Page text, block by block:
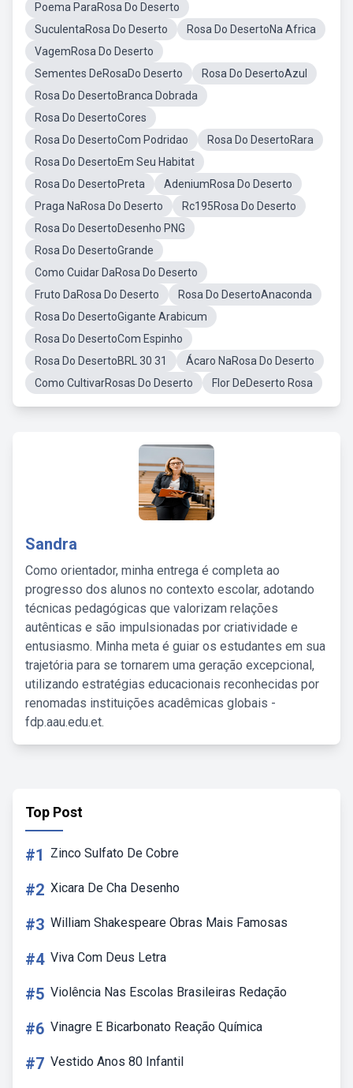
Poema ParaRosa Do Deserto
SuculentaRosa Do Deserto
Rosa Do DesertoNa Africa
VagemRosa Do Deserto
Sementes DeRosaDo Deserto
Rosa Do DesertoAzul
Rosa Do DesertoBranca Dobrada
Rosa Do DesertoCores
Rosa Do DesertoCom Podridao
Rosa Do DesertoRara
Rosa Do DesertoEm Seu Habitat
Rosa Do DesertoPreta
AdeniumRosa Do Deserto
Praga NaRosa Do Deserto
Rc195Rosa Do Deserto
Rosa Do DesertoDesenho PNG
Rosa Do DesertoGrande
Como Cuidar DaRosa Do Deserto
Fruto DaRosa Do Deserto
Rosa Do DesertoAnaconda
Rosa Do DesertoGigante Arabicum
Rosa Do DesertoCom Espinho
Rosa Do DesertoBRL 30 31
Ácaro NaRosa Do Deserto
Como CultivarRosas Do Deserto
Flor DeDeserto Rosa
Sandra
Como orientador, minha entrega é completa ao
progresso dos alunos no contexto escolar, adotando
técnicas pedagógicas que valorizam relações
autênticas e são impulsionadas por criatividade e
entusiasmo. Minha meta é guiar os estudantes em sua
trajetória para se tornarem uma geração excepcional,
utilizando estratégias educacionais reconhecidas por
renomadas instituições acadêmicas globais -
fdp.aau.edu.et.
Top Post
#1 Zinco Sulfato De Cobre
#2 Xicara De Cha Desenho
#3 William Shakespeare Obras Mais Famosas
#4 Viva Com Deus Letra
#5 Violência Nas Escolas Brasileiras Redação
#6 Vinagre E Bicarbonato Reação Química
#7 Vestido Anos 80 Infantil